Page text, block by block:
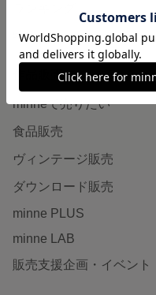
特集
作品販売について
minneで売りたい
食品販売
ヴィンテージ販売
ダウンロード販売
minne PLUS
minne LAB
販売支援企画・イベント